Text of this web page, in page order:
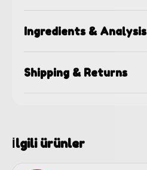
Ingredients & Analysis
Shipping & Returns
İlgili ürünler